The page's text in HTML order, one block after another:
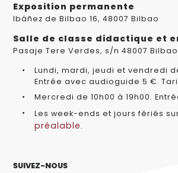
Exposition permanente
Ibáñez de Bilbao 16, 48007 Bilbao
Salle de classe didactique et
Pasaje Tere Verdes, s/n 48007 Bilbao
Lundi, mardi, jeudi et vendredi
Entrée avec audioguide 5 €.
Mercredi de 10h00 à 19h00.
Les week-ends et jours fériés
préalable.
SUIVEZ-NOUS